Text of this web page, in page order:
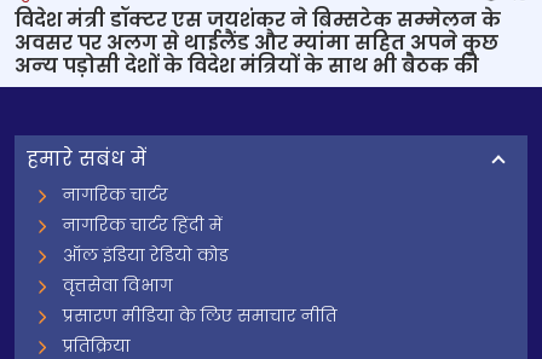
विदेश मंत्री डॉक्‍टर एस जयशंकर ने बिम्सटेक सम्‍मेलन के
अवसर पर अलग से थाईलैंड और म्यांमा सहित अपने कुछ
अन्‍य पड़ोसी देशों के विदेश मंत्रियों के साथ भी बैठक की
हमारे सबंध में
नागरिक चार्टर
नागरिक चार्टर हिंदी में
ऑल इंडिया रेडियो कोड
वृत्तसेवा विभाग
प्रसारण मीडिया के लिए समाचार नीति
प्रतिक्रिया